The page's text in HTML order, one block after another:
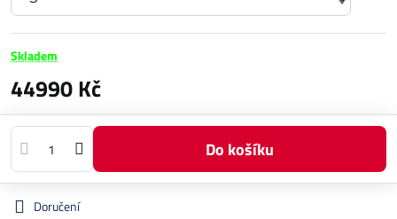
Skladem
44990 Kč
Do košíku
Doručení